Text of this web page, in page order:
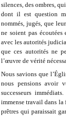
silences, des ombres,
dont il est question
nommés, jugés, que
ne soient pas
avec les autorités
que ces autorités ne
l’œuvre de vérité
Nous savions que
nous pensions avoir
successeurs
immense travail dans la
prêtres qui paraissait